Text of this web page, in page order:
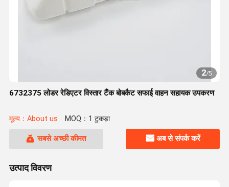
2/5
6732375 लोडर रेडिएटर विस्तार टैंक बोबकैट सफाई वाहन सहायक उपकरण
मूल्य：About us MOQ：1 टुकड़ा
सबसे अच्छी कीमत अब से संपर्क करें
उत्पाद विवरण